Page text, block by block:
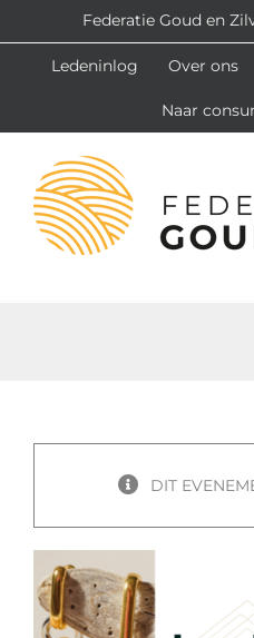
naar
inhoud
Federatie Goud en
Ledeninlog Over ons
Naar
DIT